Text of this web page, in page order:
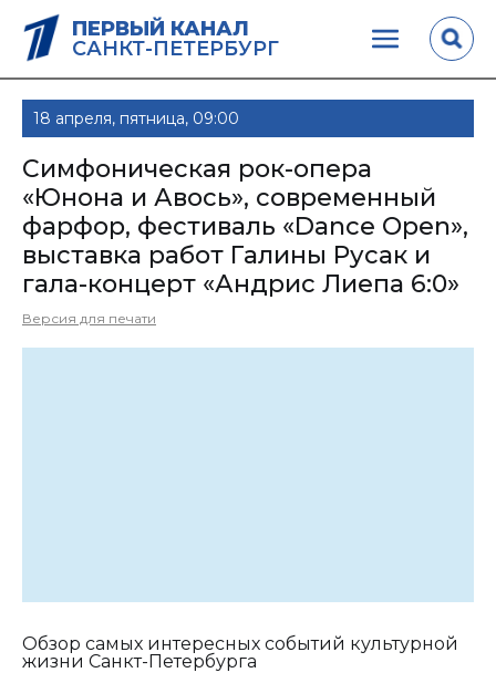
ПЕРВЫЙ КАНАЛ
САНКТ-ПЕТЕРБУРГ
18 апреля, пятница, 09:00
Симфоническая рок-опера
«Юнона и Авось», современный
фарфор, фестиваль «Dance Open»,
выставка работ Галины Русак и
гала-концерт «Андрис Лиепа 6:0»
Версия для печати
Обзор самых интересных событий культурной
жизни Санкт-Петербурга